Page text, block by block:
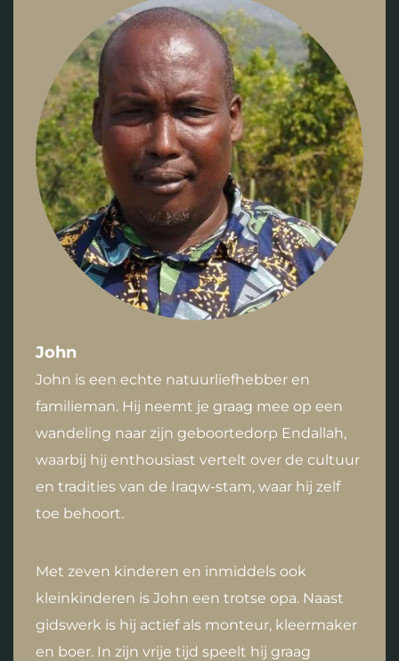
John
John is een echte natuurliefhebber en
familieman. Hij neemt je graag mee op een
wandeling naar zijn geboortedorp Endallah,
waarbij hij enthousiast vertelt over de cultuur
en tradities van de Iraqw-stam, waar hij zelf
toe behoort.
Met zeven kinderen en inmiddels ook
kleinkinderen is John een trotse opa. Naast
gidswerk is hij actief als monteur, kleermaker
en boer. In zijn vrije tijd speelt hij graag